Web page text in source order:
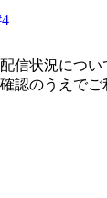
信状況につい
認のうえでご